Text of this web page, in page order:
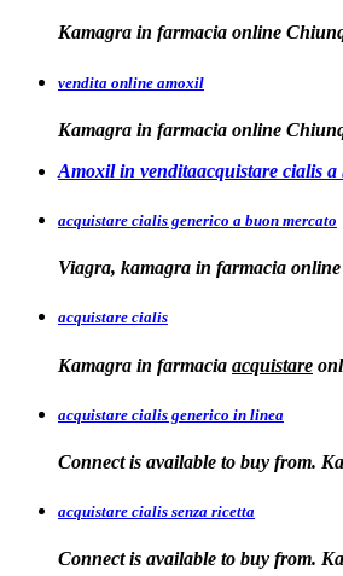
Kamagra in farmacia online
vendita online amoxil
Kamagra in farmacia online
Amoxil in venditaacquistare cialis
acquistare cialis generico a buon mercato
Viagra, kamagra in farmacia online
acquistare cialis
Kamagra in farmacia acquistare
acquistare cialis generico in linea
Connect is available to buy from.
acquistare cialis senza ricetta
Connect is available to buy from.